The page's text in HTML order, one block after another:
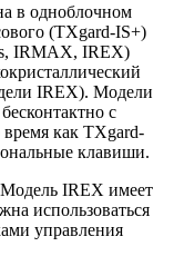
в одноблочном
(TXgard-IS+)
IRMAX, IREX)
IREX). Модели
с
как TXgard-
клавиши.
IREX имеет
использоваться
управления